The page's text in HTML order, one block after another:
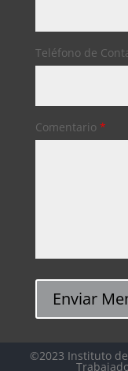
Teléfono de
Comentario *
Enviar
©2023 Instituto